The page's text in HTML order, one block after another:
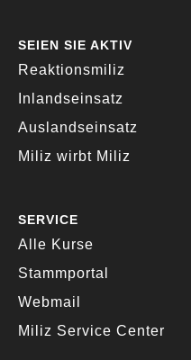
SEIEN SIE AKTIV
Reaktionsmiliz
Inlandseinsatz
Auslandseinsatz
Miliz wirbt Miliz
SERVICE
Alle Kurse
Stammportal
Webmail
Miliz Service Center